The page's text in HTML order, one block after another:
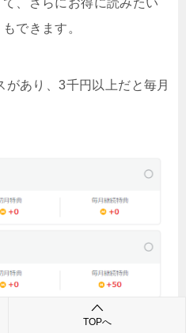
できます。
あり、3千円以上だと毎月
TOPへ